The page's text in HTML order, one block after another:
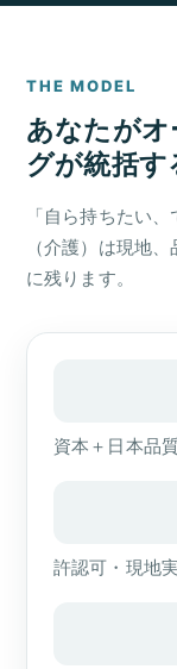
THE MODEL
あなたがオ
グが統括す
「自ら持ちたい
（介護）は現地
に残ります。
資本＋日本品
許認可・現地